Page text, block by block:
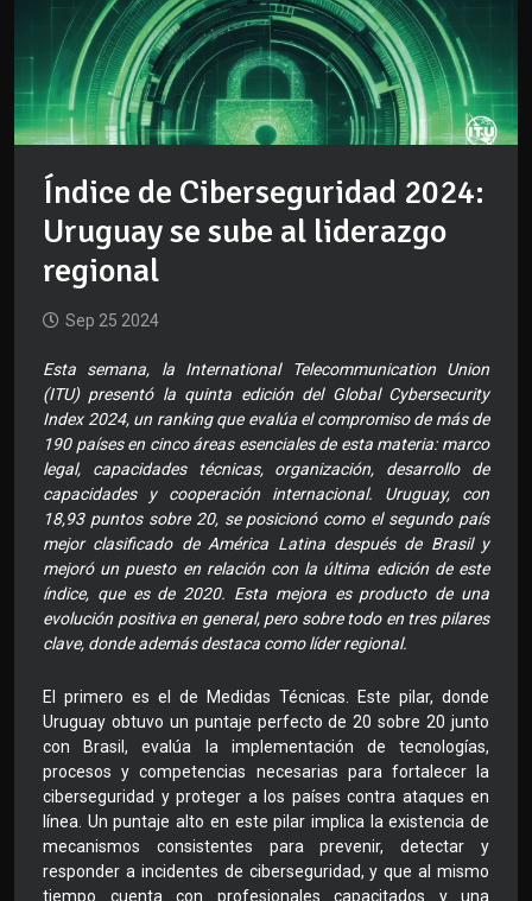
Índice de Ciberseguridad 2024:
Uruguay se sube al liderazgo
regional
Sep 25 2024
Esta semana, la International Telecommunication Union
(ITU) presentó la quinta edición del Global Cybersecurity
Index 2024, un ranking que evalúa el compromiso de más de
190 países en cinco áreas esenciales de esta materia: marco
legal, capacidades técnicas, organización, desarrollo de
capacidades y cooperación internacional. Uruguay, con
18,93 puntos sobre 20, se posicionó como el segundo país
mejor clasificado de América Latina después de Brasil y
mejoró un puesto en relación con la última edición de este
índice, que es de 2020. Esta mejora es producto de una
evolución positiva en general, pero sobre todo en tres pilares
clave, donde además destaca como líder regional.
El primero es el de Medidas Técnicas. Este pilar, donde
Uruguay obtuvo un puntaje perfecto de 20 sobre 20 junto
con Brasil, evalúa la implementación de tecnologías,
procesos y competencias necesarias para fortalecer la
ciberseguridad y proteger a los países contra ataques en
línea. Un puntaje alto en este pilar implica la existencia de
mecanismos consistentes para prevenir, detectar y
responder a incidentes de ciberseguridad, y que al mismo
tiempo cuenta con profesionales capacitados y una